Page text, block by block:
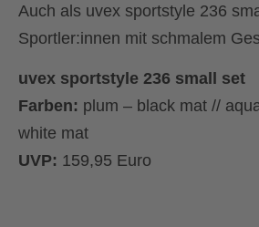
Auch als uvex sportstyle 236
Sportler:innen mit schmalem
uvex sportstyle 236 small set
Farben: plum – black mat //
white mat
UVP: 159,95 Euro